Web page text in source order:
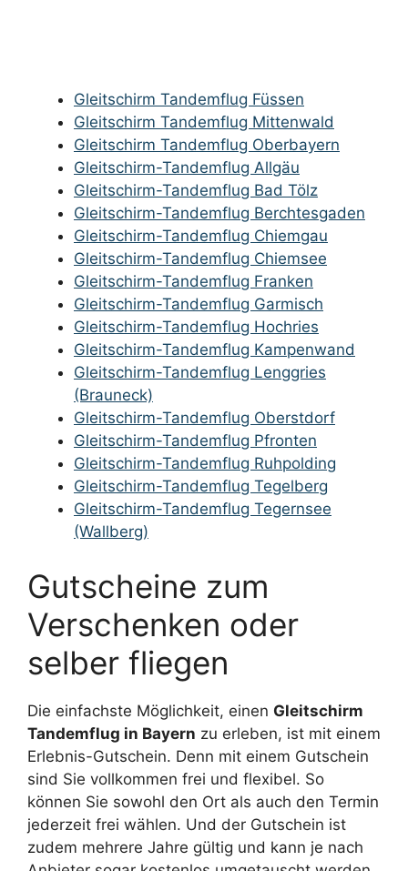
Gleitschirm Tandemflug Füssen
Gleitschirm Tandemflug Mittenwald
Gleitschirm Tandemflug Oberbayern
Gleitschirm-Tandemflug Allgäu
Gleitschirm-Tandemflug Bad Tölz
Gleitschirm-Tandemflug Berchtesgaden
Gleitschirm-Tandemflug Chiemgau
Gleitschirm-Tandemflug Chiemsee
Gleitschirm-Tandemflug Franken
Gleitschirm-Tandemflug Garmisch
Gleitschirm-Tandemflug Hochries
Gleitschirm-Tandemflug Kampenwand
Gleitschirm-Tandemflug Lenggries
(Brauneck)
Gleitschirm-Tandemflug Oberstdorf
Gleitschirm-Tandemflug Pfronten
Gleitschirm-Tandemflug Ruhpolding
Gleitschirm-Tandemflug Tegelberg
Gleitschirm-Tandemflug Tegernsee
(Wallberg)
Gutscheine zum
Verschenken oder
selber fliegen
Die einfachste Möglichkeit, einen Gleitschirm
Tandemflug in Bayern zu erleben, ist mit einem
Erlebnis-Gutschein. Denn mit einem Gutschein
sind Sie vollkommen frei und flexibel. So
können Sie sowohl den Ort als auch den Termin
jederzeit frei wählen. Und der Gutschein ist
zudem mehrere Jahre gültig und kann je nach